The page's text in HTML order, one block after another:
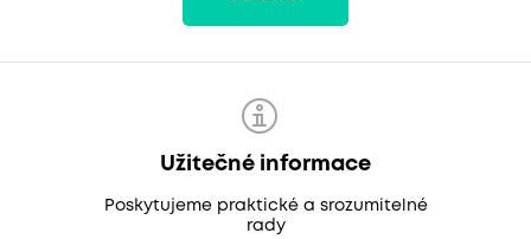
Užitečné informace
Poskytujeme praktické a srozumitelné
rady